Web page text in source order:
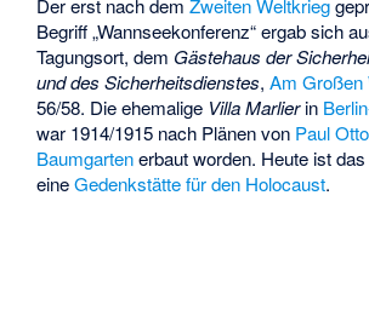
Der erst nach demZweiten Weltkrieg
Begriff „Wannseekonferenz“ ergab sich
Tagungsort, dem Gästehaus der
und des Sicherheitsdienstes,Am Großen
56/58. Die ehemalige Villa Marlierin
war 1914/1915 nach Plänen von Paul
Baumgartenerbaut worden. Heute ist
eineGedenkstätte für den Holocaust.